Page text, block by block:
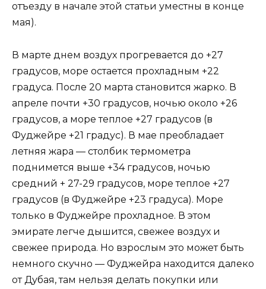
отъезду в начале этой статьи уместны в конце
мая).
В марте днем ​​воздух прогревается до +27
градусов, море остается прохладным +22
градуса. После 20 марта становится жарко. В
апреле почти +30 градусов, ночью около +26
градусов, а море теплое +27 градусов (в
Фуджейре +21 градус). В мае преобладает
летняя жара — столбик термометра
поднимется выше +34 градусов, ночью
средний + 27-29 градусов, море теплое +27
градусов (в Фуджейре +23 градуса). Море
только в Фуджейре прохладное. В этом
эмирате легче дышится, свежее воздух и
свежее природа. Но взрослым это может быть
немного скучно — Фуджейра находится далеко
от Дубая, там нельзя делать покупки или